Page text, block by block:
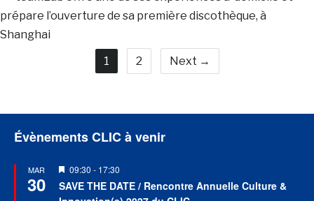
prépare l’ouverture de sa première discothèque, à
Shanghai
1
2 Next →
Évènements CLIC à venir
MAR
30
Mis
en
avant
09:30 - 17:30
SAVE THE DATE / Rencontre Annuelle Culture &